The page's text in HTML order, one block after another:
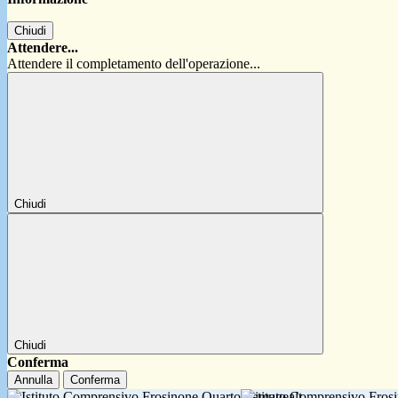
Chiudi
Attendere...
Attendere il completamento dell'operazione...
Chiudi
Chiudi
Conferma
Annulla Conferma